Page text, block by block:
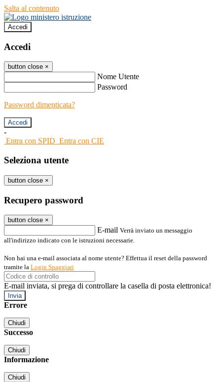
Salta al contenuto
Accedi
Accedi
button close ×
Nome Utente
Password
Password dimenticata?
-
Entra con SPID Entra con CIE
Seleziona utente
button close ×
Recupero password
button close ×
E-mail Verrà inviato un messaggio
all'indirizzo indicato con le istruzioni necessarie.
Non hai una e-mail associata al nome utente? Effettua il reset della password
tramite la Login Spaggiari
E-mail inviata, si prega di controllare la casella di posta elettronica!
Errore
Chiudi
Successo
Chiudi
Informazione
Chiudi